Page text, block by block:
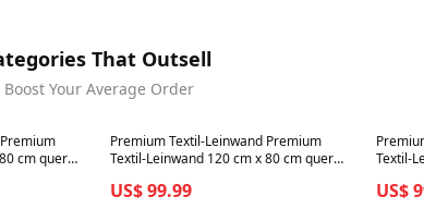
That Outsell
Your Average Order
cm quer
Best in 7 days
Premium Textil-Leinwand Premium
Textil-Leinwand 120 cm x 80 cm quer
Schilf
US$ 99.99
Best in
Textil-
US$